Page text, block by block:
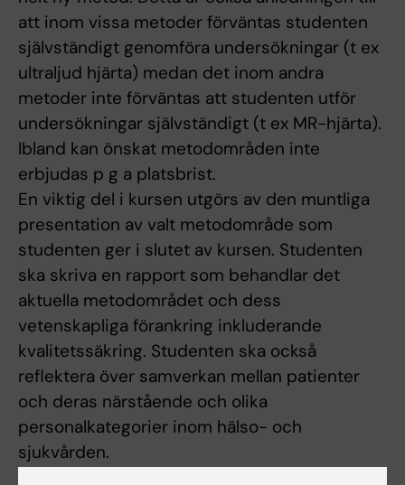
att inom vissa metoder förväntas studenten
självständigt genomföra undersökningar (t ex
ultraljud hjärta) medan det inom andra
metoder inte förväntas att studenten utför
undersökningar självständigt (t ex MR-hjärta).
Ibland kan önskat metodområden inte
erbjudas p g a platsbrist.
En viktig del i kursen utgörs av den muntliga
presentation av valt metodområde som
studenten ger i slutet av kursen. Studenten
ska skriva en rapport som behandlar det
aktuella metodområdet och dess
vetenskapliga förankring inkluderande
kvalitetssäkring. Studenten ska också
reflektera över samverkan mellan patienter
och deras närstående och olika
personalkategorier inom hälso- och
sjukvården.